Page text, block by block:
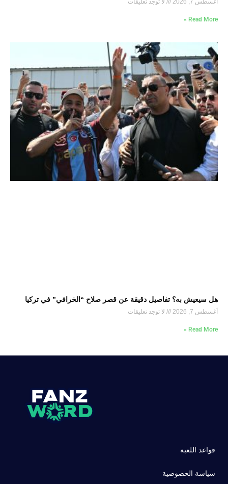
أغسطس 7, 2026 لا توجد تعليقات
Read More »
هل سيعيش به؟ تفاصيل دقيقة عن قصر صلاح “الخرافي” في تركيا
أغسطس 7, 2026 لا توجد تعليقات
Read More »
قواعد اللعبة
سياسة الخصوصية